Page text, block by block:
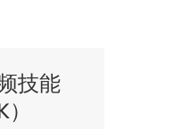
技能